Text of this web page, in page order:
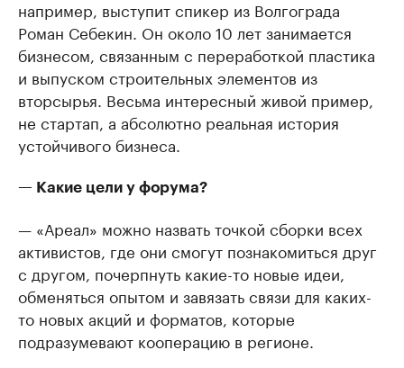
например, выступит спикер из Волгограда
Роман Себекин. Он около 10 лет занимается
бизнесом, связанным с переработкой пластика
и выпуском строительных элементов из
вторсырья. Весьма интересный живой пример,
не стартап, а абсолютно реальная история
устойчивого бизнеса.
— Какие цели у форума?
— «Ареал» можно назвать точкой сборки всех
активистов, где они смогут познакомиться друг
с другом, почерпнуть какие-то новые идеи,
обменяться опытом и завязать связи для каких-
то новых акций и форматов, которые
подразумевают кооперацию в регионе.